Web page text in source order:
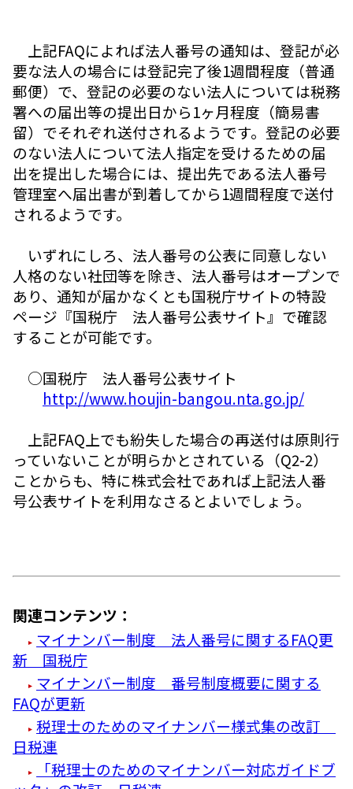
上記FAQによれば法人番号の通知は、登記が必
要な法人の場合には登記完了後1週間程度（普通
郵便）で、登記の必要のない法人については税務
署への届出等の提出日から1ヶ月程度（簡易書
留）でそれぞれ送付されるようです。登記の必要
のない法人について法人指定を受けるための届
出を提出した場合には、提出先である法人番号
管理室へ届出書が到着してから1週間程度で送付
されるようです。
いずれにしろ、法人番号の公表に同意しない
人格のない社団等を除き、法人番号はオープンで
あり、通知が届かなくとも国税庁サイトの特設
ページ『国税庁 法人番号公表サイト』で確認
することが可能です。
○国税庁 法人番号公表サイト
http://www.houjin-bangou.nta.go.jp/
上記FAQ上でも紛失した場合の再送付は原則行
っていないことが明らかとされている（Q2-2）
ことからも、特に株式会社であれば上記法人番
号公表サイトを利用なさるとよいでしょう。
関連コンテンツ：
マイナンバー制度 法人番号に関するFAQ更
新 国税庁
マイナンバー制度 番号制度概要に関する
FAQが更新
税理士のためのマイナンバー様式集の改訂
日税連
「税理士のためのマイナンバー対応ガイドブ